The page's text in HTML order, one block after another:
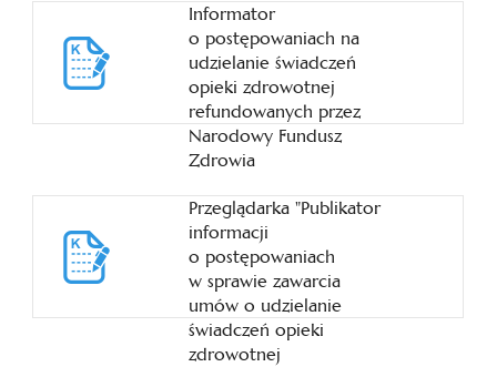
Informator
o postępowaniach na
udzielanie świadczeń
opieki zdrowotnej
refundowanych przez
Narodowy Fundusz
Zdrowia
Przeglądarka "Publikator
informacji
o postępowaniach
w sprawie zawarcia
umów o udzielanie
świadczeń opieki
zdrowotnej